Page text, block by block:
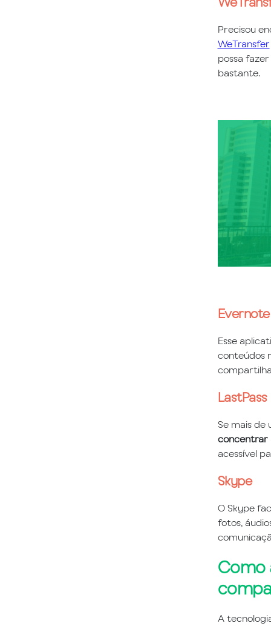
Precisou
WeTransfer
possa
bastante.
Evernote
Esse
conteúdos
LastPass
Se mais de
concentrar
acessível
Skype
O Skype
fotos,
Como
A